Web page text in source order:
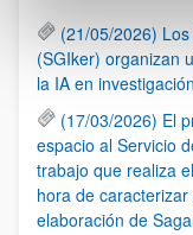
(21/05/2026)
(SGIker) organizan
la IA en
(17/03/2026) El
espacio al Servicio
trabajo que realiza
hora de
elaboración de